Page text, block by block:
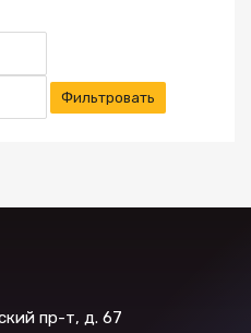
Фильтровать
пр-т, д. 67